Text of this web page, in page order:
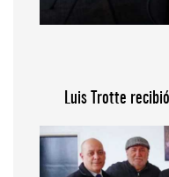
Luis Trotte